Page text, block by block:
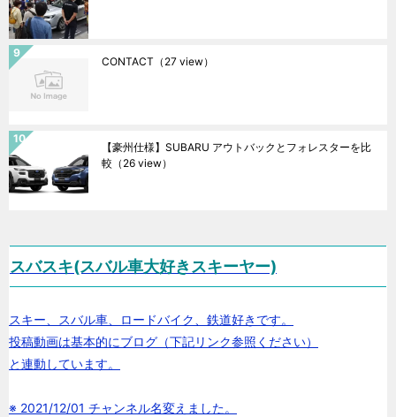
CONTACT （27 view）
【豪州仕様】SUBARU アウトバックとフォレスターを比
較 （26 view）
スバスキ(スバル車大好きスキーヤー)
スキー、スバル車、ロードバイク、鉄道好きです。
投稿動画は基本的にブログ（下記リンク参照ください）
と連動しています。
※ 2021/12/01 チャンネル名変えました。